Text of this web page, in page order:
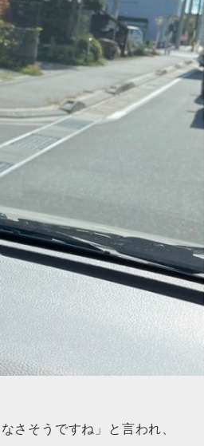
さそうですね」と言われ、